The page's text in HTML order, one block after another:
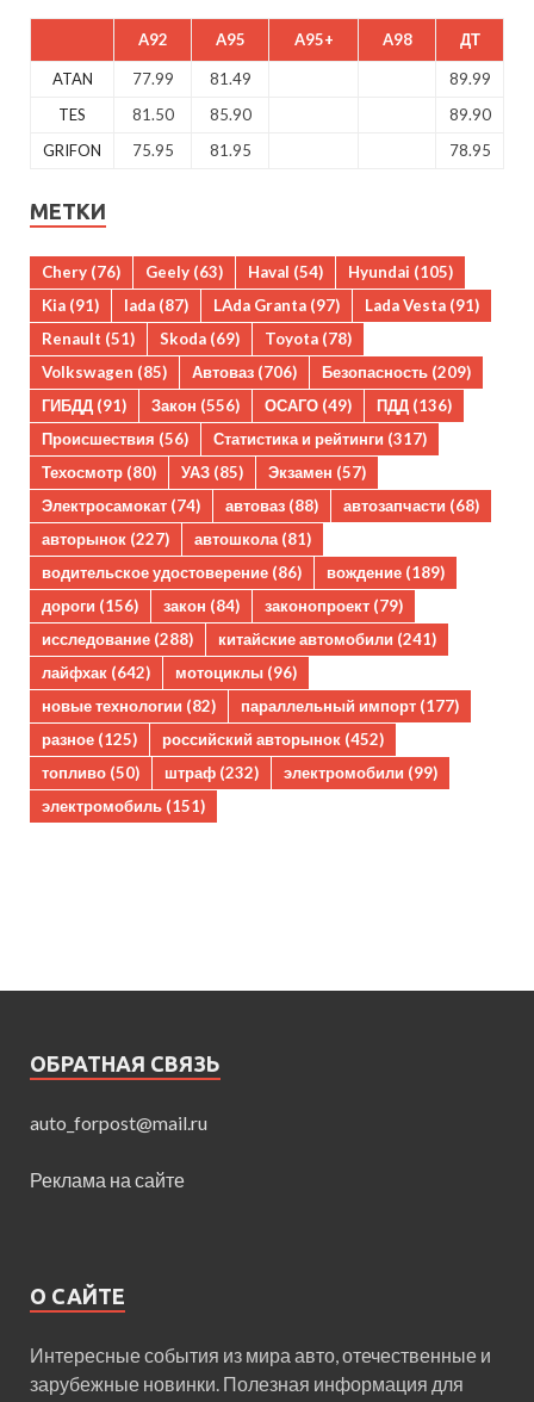
A92 A95 A95+ A98 ДТ
ATAN 77.99 81.49
89.99
TES
81.50 85.90
89.90
GRIFON
75.95 81.95 78.95
МЕТКИ
Chery (76) Geely (63) Haval (54) Hyundai (105)
Kia (91) lada (87) LAda Granta (97) Lada Vesta (91)
Renault (51) Skoda (69) Toyota (78)
Volkswagen (85) Автоваз (706) Безопасность (209)
ГИБДД (91) Закон (556) ОСАГО (49) ПДД (136)
Происшествия (56) Статистика и рейтинги (317)
Техосмотр (80) УАЗ (85) Экзамен (57)
Электросамокат (74) автоваз (88) автозапчасти (68)
авторынок (227) автошкола(81)
водительское удостоверение (86) вождение (189)
дороги (156) закон (84) законопроект (79)
исследование (288) китайские автомобили (241)
лайфхак (642) мотоциклы (96)
новые технологии (82) параллельный импорт (177)
разное (125) российский авторынок (452)
топливо (50) штраф (232) электромобили (99)
электромобиль (151)
ОБРАТНАЯ СВЯЗЬ
auto_forpost@mail.ru
Реклама на сайте
О САЙТЕ
Интересные события из мира авто, отечественные и
зарубежные новинки. Полезная информация для